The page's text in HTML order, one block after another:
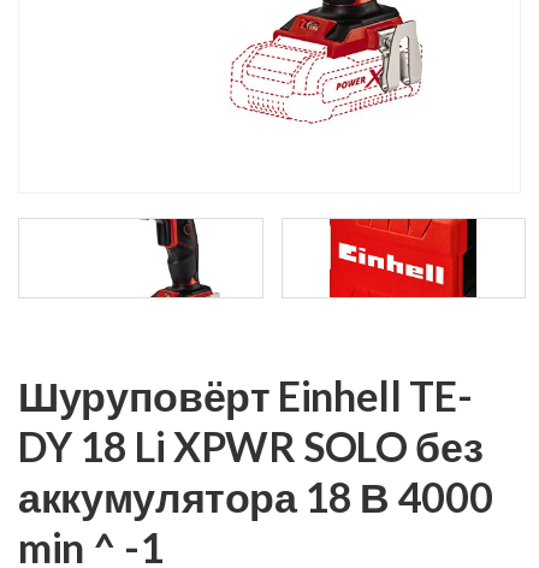
Шуруповёрт Einhell TE-
DY 18 Li XPWR SOLO без
аккумулятора 18 В 4000
min ^ -1